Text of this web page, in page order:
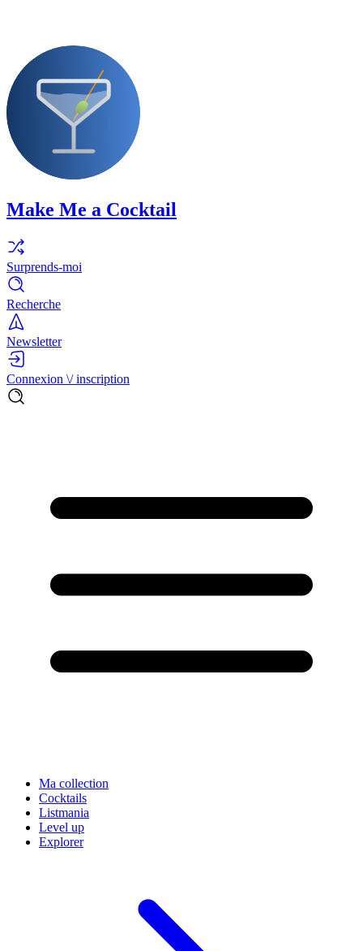
Make Me a Cocktail
Surprends-moi
Recherche
Newsletter
Connexion \/ inscription
Ma collection
Cocktails
Listmania
Level up
Explorer